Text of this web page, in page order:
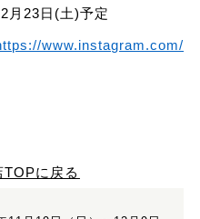
月23日(土)予定
www.instagram.com/
に戻る